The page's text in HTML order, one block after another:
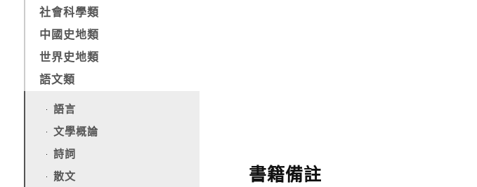
社會科學類
中國史地類
世界史地類
語文類
語言
文學概論
詩詞
散文
書籍備註